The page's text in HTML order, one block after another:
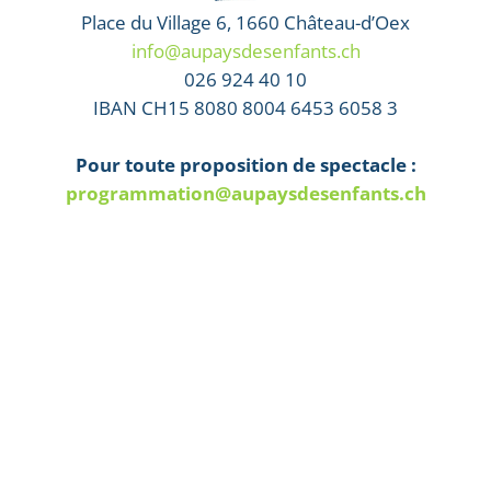
Place du Village 6, 1660 Château-d’Oex
info@aupaysdesenfants.ch
026 924 40 10
IBAN CH15 8080 8004 6453 6058 3
Pour toute proposition de spectacle :
programmation@aupaysdesenfants.ch